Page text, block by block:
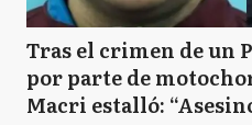
Tras el crimen de un
por parte de
Macri estalló: